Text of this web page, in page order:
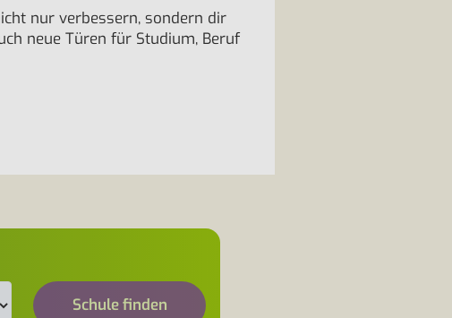
nur verbessern, sondern dir
neue Türen für Studium, Beruf
Schule finden